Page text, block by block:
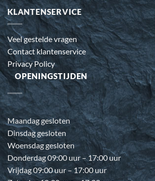
KLANTENSERVICE
Veel gestelde vragen
Contact klantenservice
Privacy Policy
OPENINGSTIJDEN
Maandag gesloten
Dinsdag gesloten
Woensdag gesloten
Donderdag 09:00 uur – 17:00 uur
Vrijdag 09:00 uur – 17:00 uur